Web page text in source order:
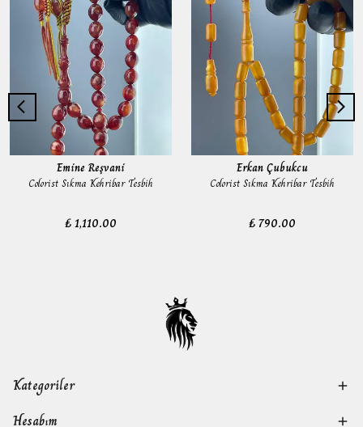
Emine Reşvani
Colorist Sıkma Kehribar Tesbih
₺ 1,110.00
Erkan Çubukcu
Colorist Sıkma Kehribar Tesbih
₺ 790.00
Kategoriler
Hesabım